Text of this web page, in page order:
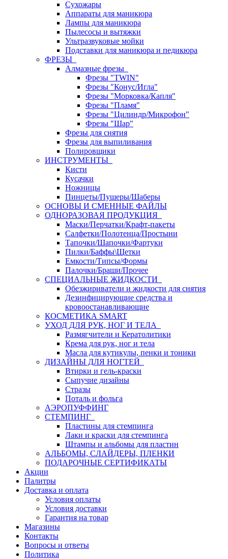
Сухожары
Аппараты для маникюра
Лампы для маникюра
Пылесосы и вытяжки
Ультразвуковые мойки
Подставки для маникюра и педикюра
ФРЕЗЫ
Алмазные фрезы
Фрезы "TWIN"
Фрезы "Конус/Игла"
Фрезы "Морковка/Капля"
Фрезы "Пламя"
Фрезы "Цилиндр/Микрофон"
Фрезы "Шар"
Фрезы для снятия
Фрезы для выпиливания
Полировщики
ИНСТРУМЕНТЫ
Кисти
Кусачки
Ножницы
Пинцеты/Пушеры/Шаберы
ОСНОВЫ И СМЕННЫЕ ФАЙЛЫ
ОДНОРАЗОВАЯ ПРОДУКЦИЯ
Маски/Перчатки/Крафт-пакеты
Салфетки/Полотенца/Простыни
Тапочки/Шапочки/Фартуки
Пилки/Баффы\Щетки
Емкости/Типсы/Формы
Палочки/Браши/Прочее
СПЕЦИАЛЬНЫЕ ЖИДКОСТИ
Обезжириватели и жидкости для снятия
Дезинфицирующие средства и
кровоостанавливающие
КОСМЕТИКА SMART
УХОД ДЛЯ РУК, НОГ И ТЕЛА
Размягчители и Кератолитики
Крема для рук, ног и тела
Масла для кутикулы, пенки и тоники
ДИЗАЙНЫ ДЛЯ НОГТЕЙ
Втирки и гель-краски
Сыпучие дизайны
Стразы
Поталь и фольга
АЭРОПУФФИНГ
СТЕМПИНГ
Пластины для стемпинга
Лаки и краски для стемпинга
Штампы и альбомы для пластин
АЛЬБОМЫ, СЛАЙДЕРЫ, ПЛЕНКИ
ПОДАРОЧНЫЕ СЕРТИФИКАТЫ
Акции
Палитры
Доставка и оплата
Условия оплаты
Условия доставки
Гарантия на товар
Магазины
Контакты
Вопросы и ответы
Политика